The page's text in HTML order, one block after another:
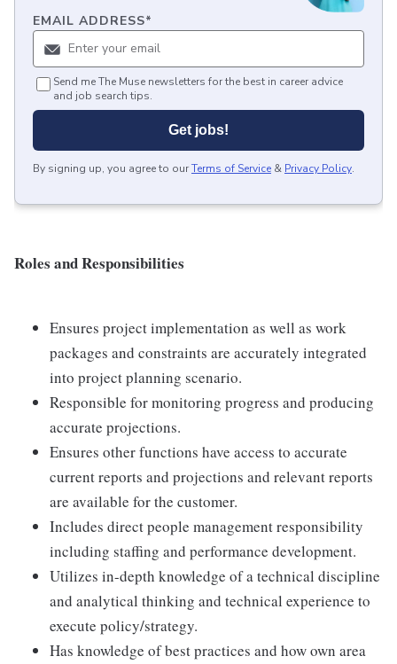
EMAIL ADDRESS*
Send me The Muse newsletters for the best in career advice
and job search tips.
Get jobs!
By signing up, you agree to ourTerms of Service & Privacy Policy.
Roles and Responsibilities
Ensures project implementation as well as work
packages and constraints are accurately integrated
into project planning scenario.
Responsible for monitoring progress and producing
accurate projections.
Ensures other functions have access to accurate
current reports and projections and relevant reports
are available for the customer.
Includes direct people management responsibility
including staffing and performance development.
Utilizes in-depth knowledge of a technical discipline
and analytical thinking and technical experience to
execute policy/strategy.
Has knowledge of best practices and how own area